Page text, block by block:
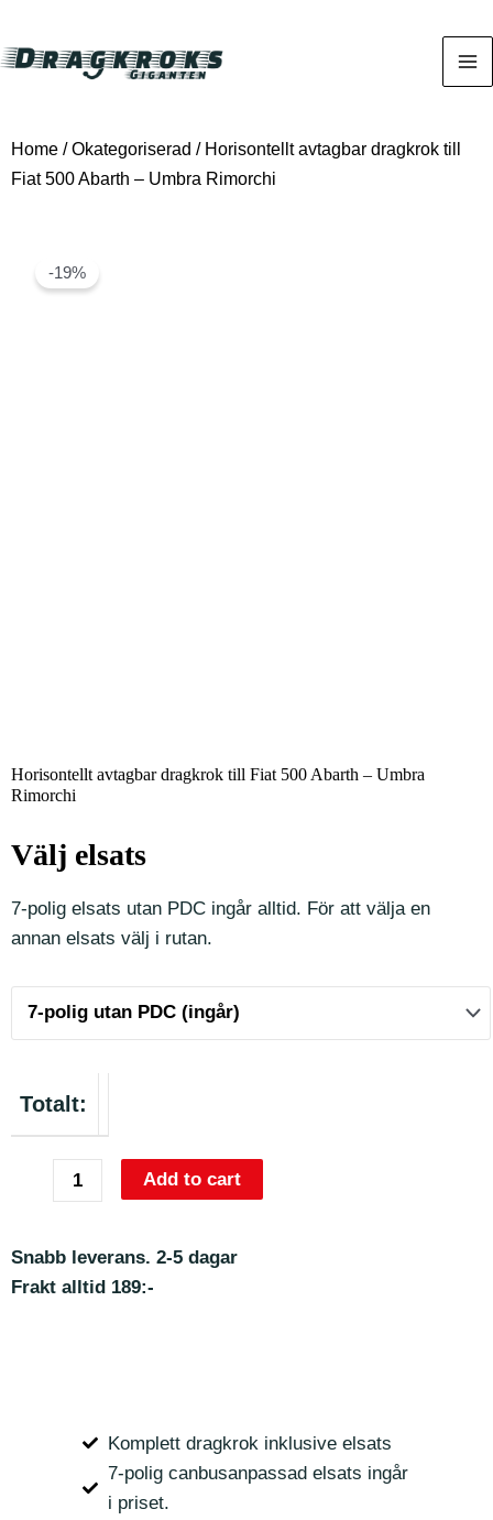
Home /Okategoriserad / Horisontellt avtagbar dragkrok till
Fiat 500 Abarth – Umbra Rimorchi
-19%
Horisontellt avtagbar dragkrok till Fiat 500 Abarth – Umbra
Rimorchi
Välj elsats
7-polig elsats utan PDC ingår alltid. För att välja en
annan elsats välj i rutan.
Totalt:
Add to cart
Snabb leverans. 2-5 dagar
Frakt alltid 189:-
Komplett dragkrok inklusive elsats
7-polig canbusanpassad elsats ingår
i priset.